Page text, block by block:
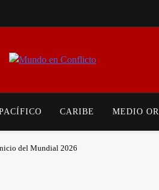
CARIBE MEDIO
del Mundial 2026